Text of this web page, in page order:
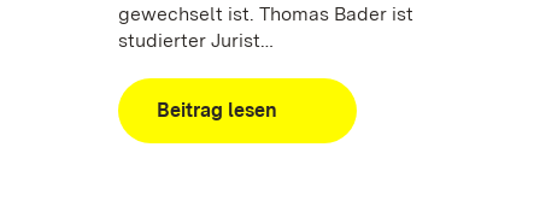
gewechselt ist. Thomas Bader ist
studierter Jurist…
Beitrag lesen